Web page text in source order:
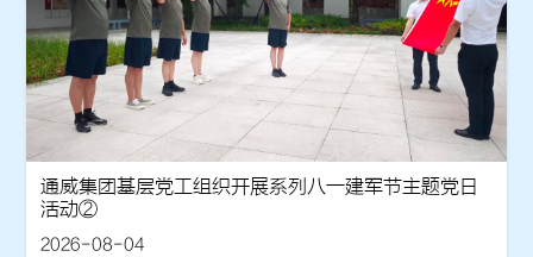
通威集团基层党工组织开展系列八一建军节主题党日
活动②
2026-08-04